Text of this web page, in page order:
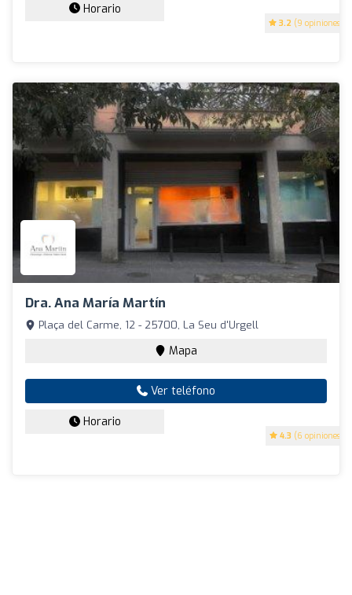
3.2 (9 opiniones)
Horario
Dra. Ana María Martín
4.3 (6 opiniones)
Plaça del Carme, 12 - 25700, La Seu d'Urgell
Mapa
Ver teléfono
Horario